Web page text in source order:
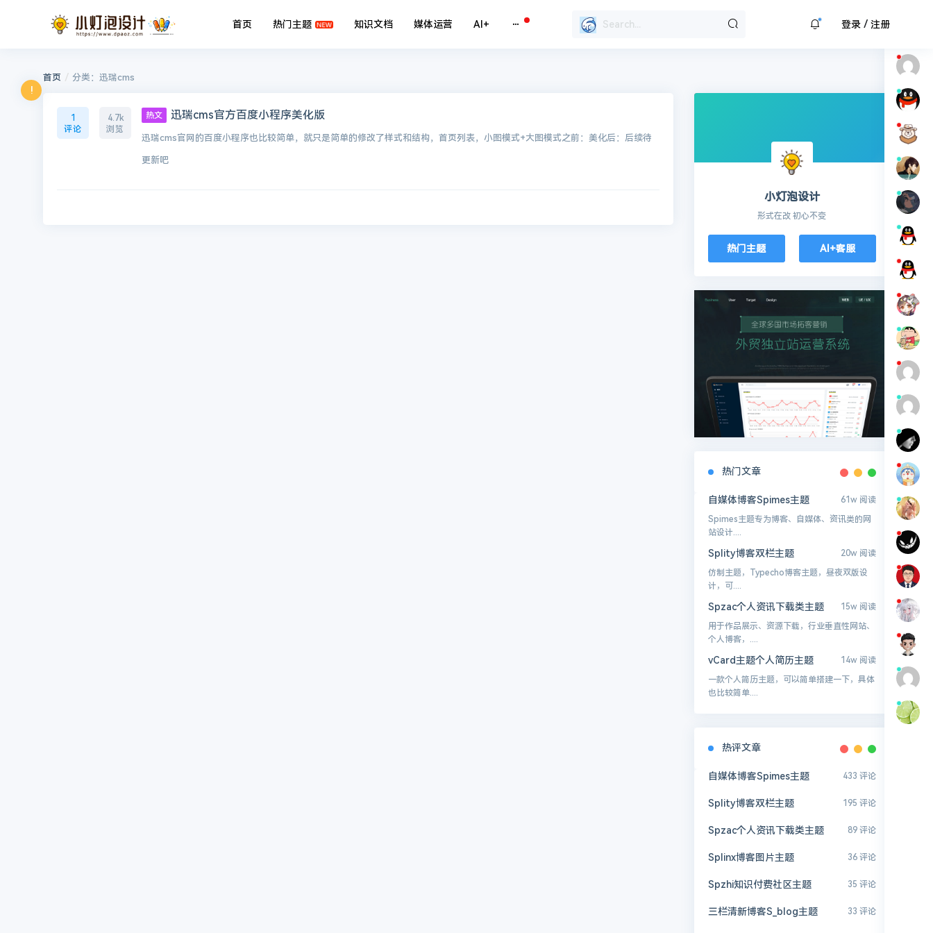
首页 热门主题 知识文档 媒体运营 AI+ 登录/ 注册
首页 / 分类：迅瑞cms
1
评论
4.7k
浏览
热文 迅瑞cms官方百度小程序美化版
迅瑞cms官网的百度小程序也比较简单，就只是简单的修改了样式和结构，首页列表，小图模式+大图模式之前：美化后：后续待
更新吧
小灯泡设计
形式在改 初心不变
热门主题 AI+客服
热门文章
自媒体博客Spimes主题
61w 阅读
Spimes主题专为博客、自媒体、资讯类的网
站设计....
Splity博客双栏主题
20w 阅读
仿制主题，Typecho博客主题，昼夜双版设
计，可....
Spzac个人资讯下载类主题
15w 阅读
用于作品展示、资源下载，行业垂直性网站、
个人博客，....
vCard主题个人简历主题
14w 阅读
一款个人简历主题，可以简单搭建一下，具体
也比较简单....
热评文章
自媒体博客Spimes主题 433 评论
Splity博客双栏主题 195 评论
Spzac个人资讯下载类主题 89 评论
Splinx博客图片主题 36 评论
Spzhi知识付费社区主题 35 评论
三栏清新博客S_blog主题 33 评论
!